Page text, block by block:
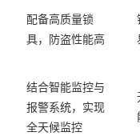
配备高质量锁
具，防盗性能高
结合智能监控与
报警系统，实现
全天候监控